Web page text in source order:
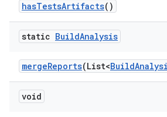
hasTestsArtifacts()
static BuildAnalysis
mergeReports(List<Build
void